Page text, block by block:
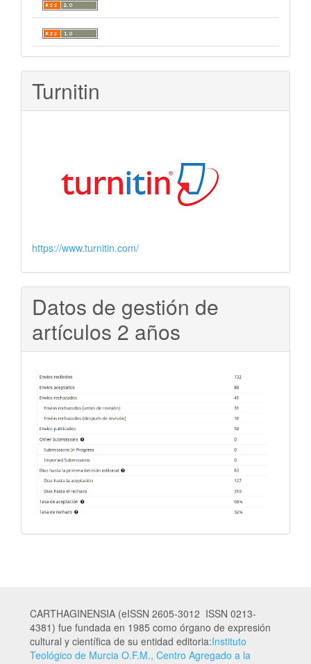
Turnitin
https://www.turnitin.com/
Datos de gestión de
artículos 2 años
CARTHAGINENSIA (eISSN 2605-3012 ISSN 0213-
4381) fue fundada en 1985 como órgano de expresión
cultural y científica de su entidad editoria:Instituto
Teológico de Murcia O.F.M., Centro Agregado a la